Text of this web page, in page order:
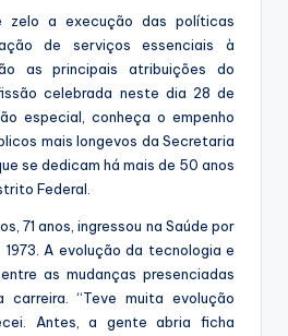
zelo a execução das políticas
de serviços essenciais à
as principais atribuições do
celebrada neste dia 28 de
especial, conheça o empenho
mais longevos da Secretaria
se dedicam há mais de 50 anos
Federal.
71 anos, ingressou na Saúde por
A evolução da tecnologia e
as mudanças presenciadas
“Teve muita evolução
Antes, a gente abria ficha